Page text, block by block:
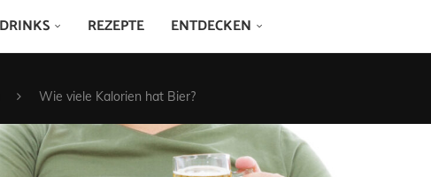
DRINKS REZEPTE ENTDECKEN
Wie viele Kalorien hat Bier?